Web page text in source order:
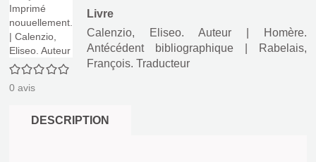
0/5
0 avis
Livre
Calenzio, Eliseo. Auteur
Homère.
Antécédent bibliographique
Rabelais,
François. Traducteur
DESCRIPTION